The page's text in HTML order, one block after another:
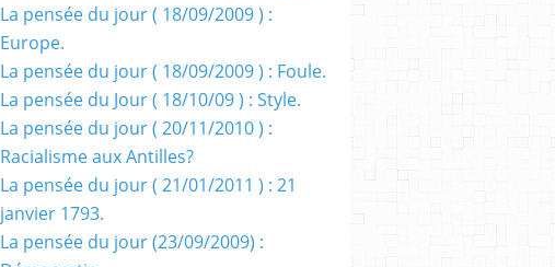
La pensée du jour ( 18/09/2009 ) :
Europe.
La pensée du jour ( 18/09/2009 ) : Foule.
La pensée du Jour ( 18/10/09 ) : Style.
La pensée du jour ( 20/11/2010 ) :
Racialisme aux Antilles?
La pensée du jour ( 21/01/2011 ) : 21
janvier 1793.
La pensée du jour (23/09/2009) :